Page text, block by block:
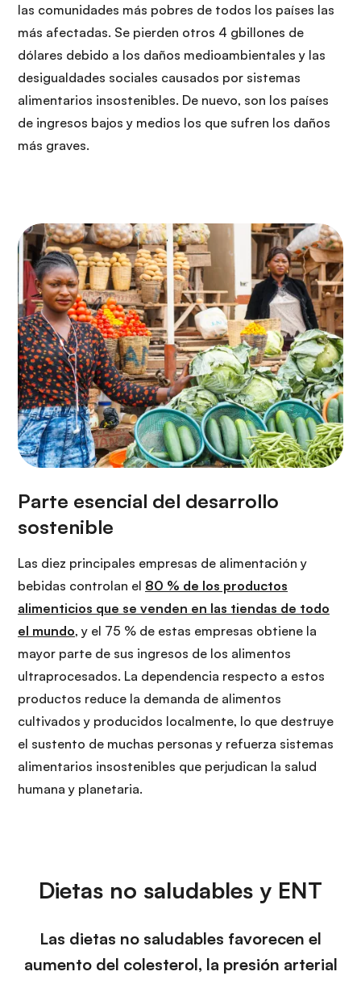
las comunidades más pobres de todos los países las
más afectadas. Se pierden otros 4 gbillones de
dólares debido a los daños medioambientales y las
desigualdades sociales causados por sistemas
alimentarios insostenibles. De nuevo, son los países
de ingresos bajos y medios los que sufren los daños
más graves.
Las diez principales empresas de alimentación y
bebidas controlan el 80 % de los productos
alimenticios que se venden en las tiendas de todo
el mundo, y el 75 % de estas empresas obtiene la
mayor parte de sus ingresos de los alimentos
ultraprocesados. La dependencia respecto a estos
productos reduce la demanda de alimentos
cultivados y producidos localmente, lo que destruye
el sustento de muchas personas y refuerza sistemas
alimentarios insostenibles que perjudican la salud
humana y planetaria.
Dietas no saludables y ENT
Las dietas no saludables favorecen el
aumento del colesterol, la presión arterial